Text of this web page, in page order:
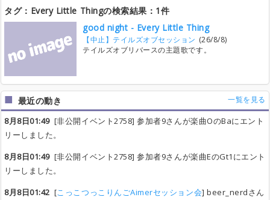
タグ：Every Little Thingの検索結果：1件
good night - Every Little Thing
【中止】テイルズオブセッション (26/8/8)
テイルズオブリバースの主題歌です。
最近の動き 一覧を見る
8月8日01:49[非公開イベント2758] 参加者9さんが楽曲OのBaにエント
リーしました。
8月8日01:49[非公開イベント2758] 参加者9さんが楽曲EのGt1にエント
リーしました。
8月8日01:42 [こっこつっこりんごAimerセッション会] beer_nerdさん